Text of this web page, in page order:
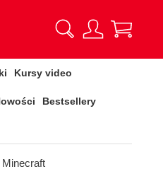
Kursy video
Bestsellery
Minecraft